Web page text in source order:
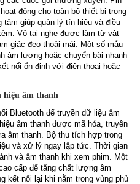
động cho toàn bộ thiết bị trong
tâm giúp quản lý tín hiệu và điều
Vỏ tai nghe được làm từ vật
giác đeo thoải mái. Một số mẫu
âm lượng hoặc chuyển bài nhanh
nối ổn định với điện thoại hoặc
hiệu âm thanh
Bluetooth để truyền dữ liệu âm
âm thanh được mã hóa, truyền
âm thanh. Bộ thu tích hợp trong
và xử lý ngay lập tức. Thời gian
và âm thanh khi xem phim. Một
cấp để tăng chất lượng âm
kết nối lại khi nằm trong vùng phủ